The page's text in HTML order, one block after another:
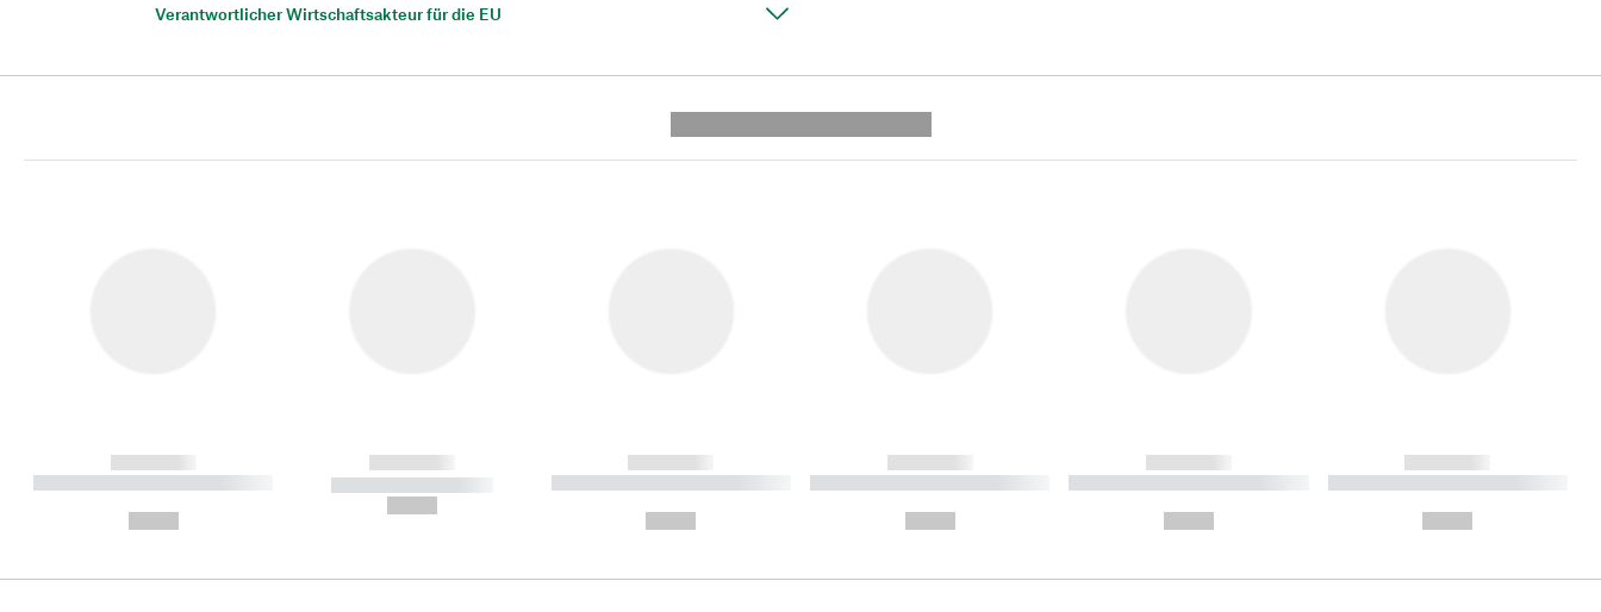
Verantwortlicher Wirtschaftsakteur für die EU
------------
----------- ----------- ----------
------------
----------- -----------
------------
----------- ----------- ----------
------------
----------- ----------- ----------
------------
----------- ----------- ----------
------------
----------- ----------- ----------